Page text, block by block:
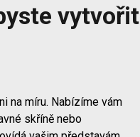
vytvořit
na míru. Nabízíme vám
skříně nebo